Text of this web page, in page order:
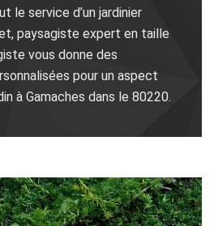
le service d’un jardinier
paysagiste expert en taille
vous donne des
pour un aspect
à Gamaches dans le 80220.